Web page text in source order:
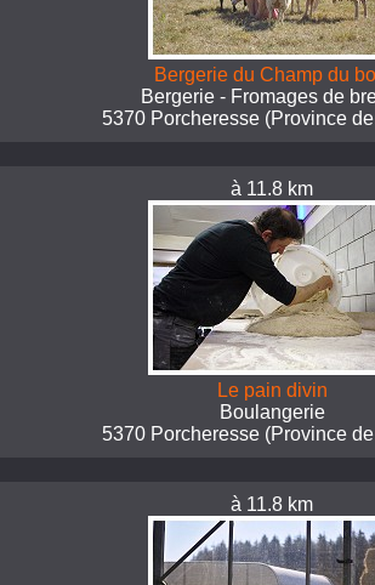
Bergerie du Champ du
Bergerie - Fromages de
5370 Porcheresse (Province
à 11.8 km
Le pain divin
Boulangerie
5370 Porcheresse (Province
à 11.8 km